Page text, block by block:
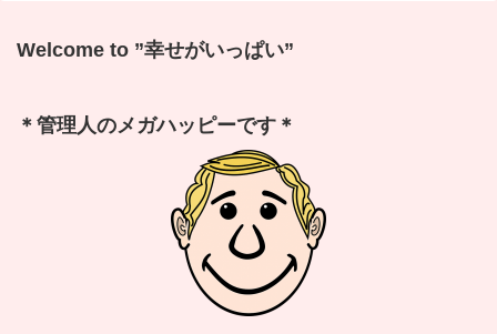
Welcome to ”幸せがいっぱい”
＊管理人のメガハッピーです＊